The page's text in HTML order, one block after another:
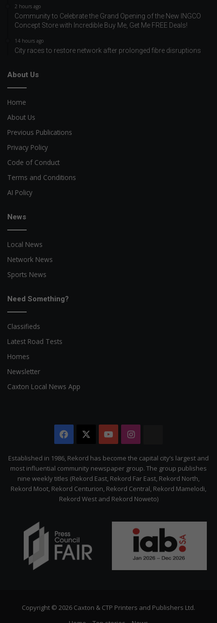
2 hours ago
Community to Celebrate the Grand Opening of the New INGCO
Concept Store with Incredible Buy Me, Get Me FREE Deals!
14 hours ago
City races to restore network after prolonged fibre disruptions
About Us
Home
About Us
Previous Publications
Privacy Policy
Code of Conduct
Terms and Conditions
AI Policy
News
Local News
Network News
Sports News
Need Something?
Classifieds
Latest Road Tests
Homes
Newsletter
Caxton Local News App
Facebook YouTubeInstagram
Citizen
Established in 1986, Rekord has become the capital city’s largest and
most influential community newspaper group. The group publishes
nine weekly titles (Rekord East, Rekord Far East, Rekord North,
Rekord Moot, Rekord Centurion, Rekord Central, Rekord Mamelodi,
Rekord West and Rekord Noweto)
Copyright © 2026 Caxton & CTP Printers and Publishers Ltd.